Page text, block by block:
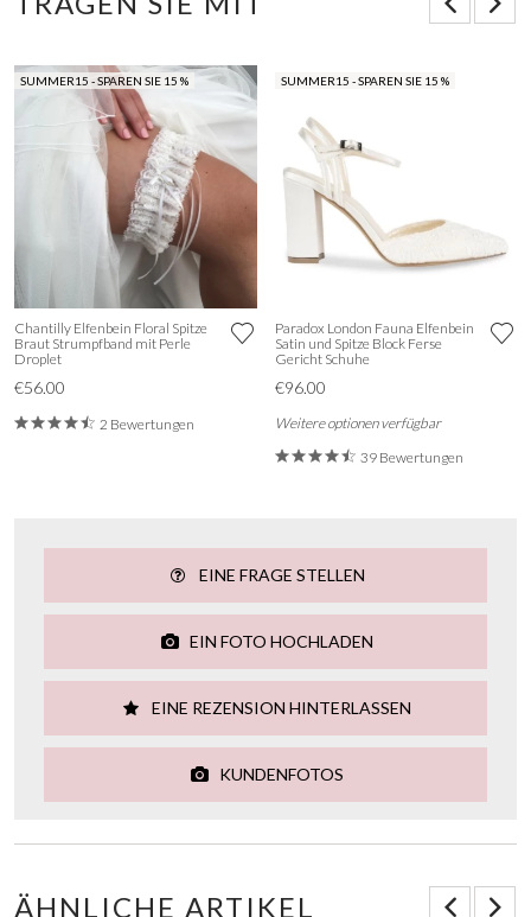
SUMMER15 - SPAREN SIE 15 %
Chantilly Elfenbein Floral Spitze
Braut Strumpfband mit Perle
Droplet
€56.00
2 Bewertungen
SUMMER15 - SPAREN SIE 15 %
Paradox London Fauna Elfenbein
Satin und Spitze Block Ferse
Gericht Schuhe
€96.00
Weitere optionen verfügbar
39 Bewertungen
EINE FRAGE STELLEN
EIN FOTO HOCHLADEN
EINE REZENSION HINTERLASSEN
KUNDENFOTOS
ÄHNLICHE ARTIKEL